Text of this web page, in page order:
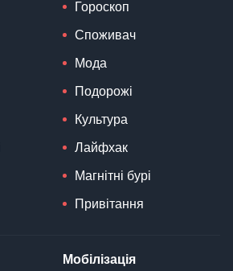
Гороскоп
Споживач
Мода
Подорожі
Культура
Лайфхак
Магнітні бурі
Привітання
Мобілізація